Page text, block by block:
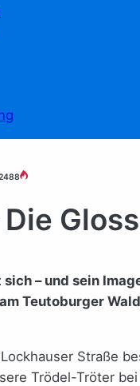
– und sein
Teutoburger
Straße
Trödel-Tröter